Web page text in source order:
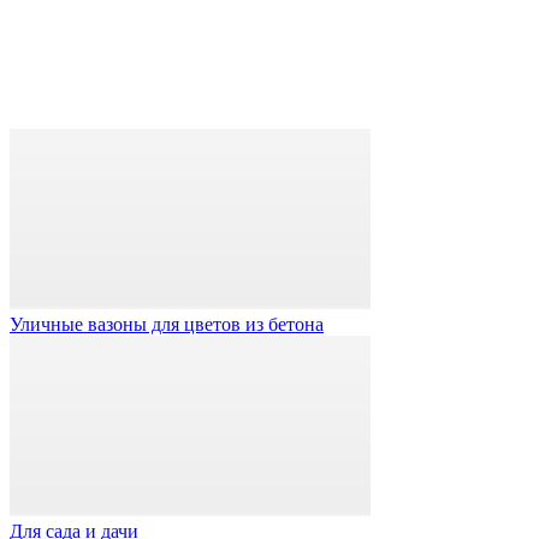
Уличные вазоны для цветов из бетона
Для сада и дачи